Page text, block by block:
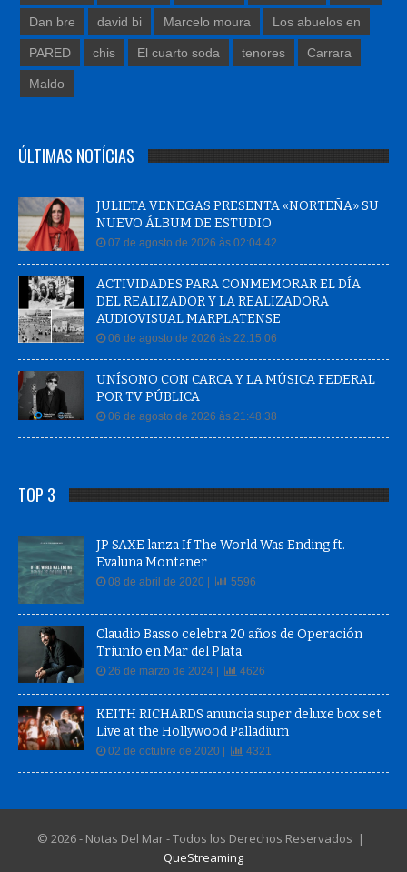
Dan bre david bi Marcelo moura Los abuelos en
PARED chis El cuarto soda tenores Carrara
Maldo
ÚLTIMAS NOTÍCIAS
JULIETA VENEGAS PRESENTA «NORTEÑA» SU
NUEVO ÁLBUM DE ESTUDIO
07 de agosto de 2026 às 02:04:42
ACTIVIDADES PARA CONMEMORAR EL DÍA
DEL REALIZADOR Y LA REALIZADORA
AUDIOVISUAL MARPLATENSE
06 de agosto de 2026 às 22:15:06
UNÍSONO CON CARCA Y LA MÚSICA FEDERAL
POR TV PÚBLICA
06 de agosto de 2026 às 21:48:38
TOP 3
JP SAXE lanza If The World Was Ending ft.
Evaluna Montaner
08 de abril de 2020 | 5596
Claudio Basso celebra 20 años de Operación
Triunfo en Mar del Plata
26 de marzo de 2024 | 4626
KEITH RICHARDS anuncia super deluxe box set
Live at the Hollywood Palladium
02 de octubre de 2020 | 4321
© 2026 - Notas Del Mar - Todos los Derechos Reservados |
QueStreaming